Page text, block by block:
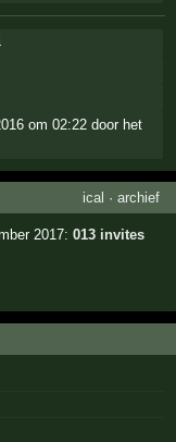
om 02:22 door het
ical · archief
2017:013 invites